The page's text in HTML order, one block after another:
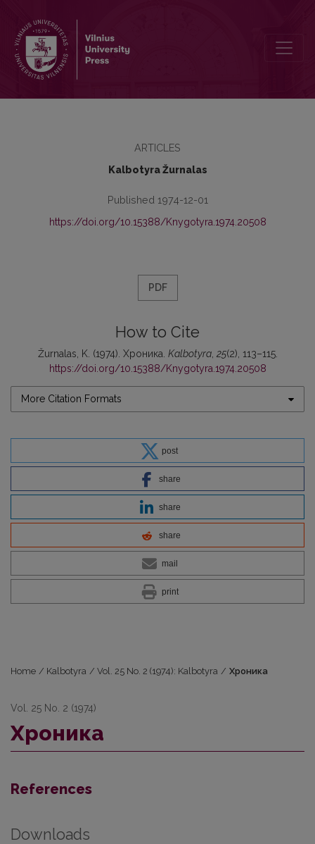
ARTICLES
Kalbotyra Žurnalas
Published 1974-12-01
https://doi.org/10.15388/Knygotyra.1974.20508
PDF
How to Cite
Žurnalas, K. (1974). Хроника. Kalbotyra, 25(2), 113–115.
https://doi.org/10.15388/Knygotyra.1974.20508
More Citation Formats
post
share
share
share
mail
print
Home / Kalbotyra / Vol. 25 No. 2 (1974): Kalbotyra / Хроника
Vol. 25 No. 2 (1974)
Хроника
References
Downloads